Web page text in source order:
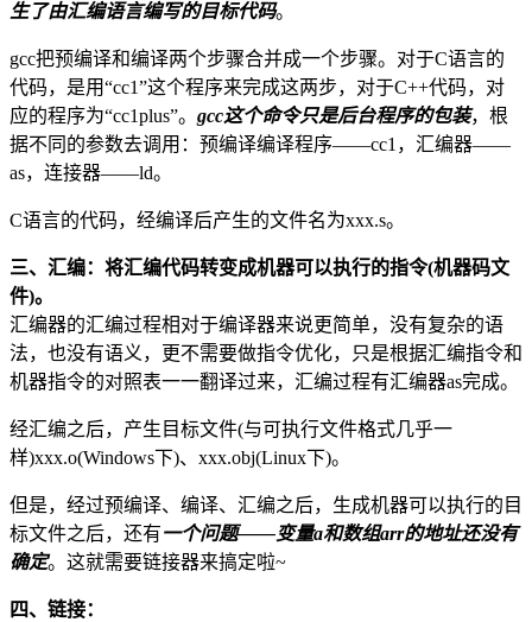
生了由汇编语言编写的目标代码。
gcc把预编译和编译两个步骤合并成一个步骤。对于C语言的
代码，是用“cc1”这个程序来完成这两步，对于C++代码，对
应的程序为“cc1plus”。 gcc这个命令只是后台程序的包装，根
据不同的参数去调用：预编译编译程序——cc1，汇编器——
as，连接器——ld。
C语言的代码，经编译后产生的文件名为xxx.s。
三、汇编：将汇编代码转变成机器可以执行的指令(机器码文
件)。
汇编器的汇编过程相对于编译器来说更简单，没有复杂的语
法，也没有语义，更不需要做指令优化，只是根据汇编指令和
机器指令的对照表一一翻译过来，汇编过程有汇编器as完成。
经汇编之后，产生目标文件(与可执行文件格式几乎一
样)xxx.o(Windows下)、xxx.obj(Linux下)。
但是，经过预编译、编译、汇编之后，生成机器可以执行的目
标文件之后，还有一个问题——变量a和数组arr的地址还没有
确定。这就需要链接器来搞定啦~
四、链接：